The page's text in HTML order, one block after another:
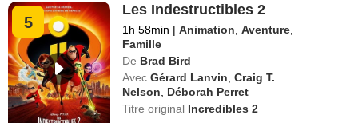
5
Les Indestructibles 2
1h 58min | Animation ,Aventure
Famille
De Brad Bird
Avec Gérard Lanvin ,Craig T.
Nelson
Déborah Perret
Titre original Incredibles 2